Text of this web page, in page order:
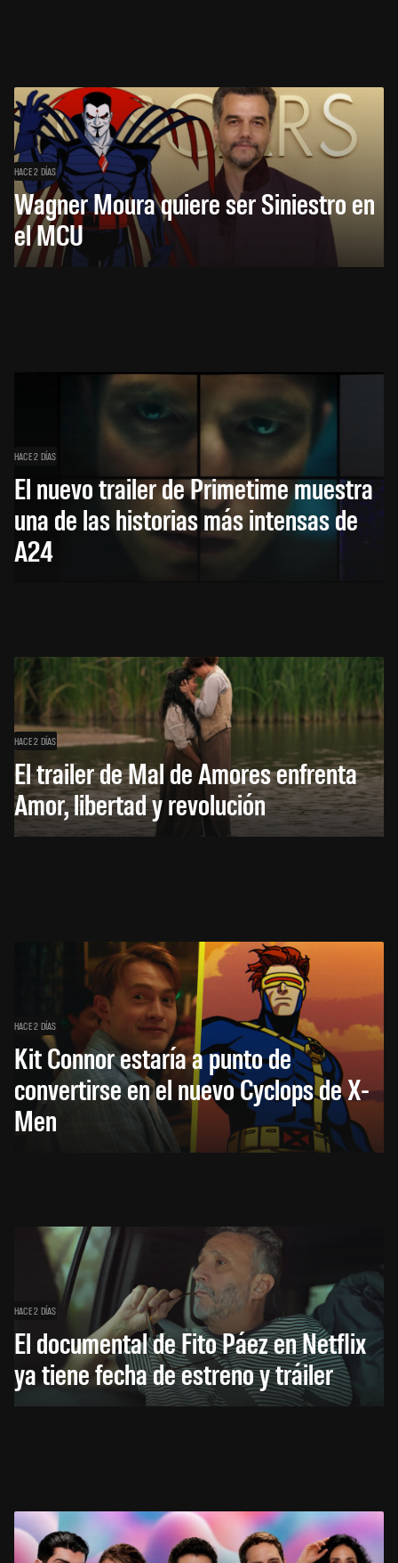
HACE 2 DÍAS
Wagner Moura quiere ser Siniestro en
el MCU
HACE 2 DÍAS
El nuevo trailer de Primetime muestra
una de las historias más intensas de
A24
HACE 2 DÍAS
El trailer de Mal de Amores enfrenta
Amor, libertad y revolución
HACE 2 DÍAS
Kit Connor estaría a punto de
convertirse en el nuevo Cyclops de X-
Men
HACE 2 DÍAS
El documental de Fito Páez en Netflix
ya tiene fecha de estreno y tráiler